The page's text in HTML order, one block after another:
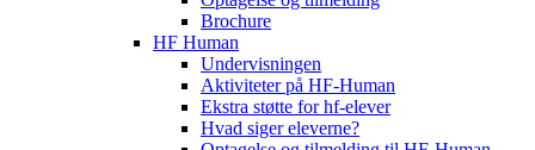
Brochure
HF Human
Undervisningen
Aktiviteter på HF-Human
Ekstra støtte for hf-elever
Hvad siger eleverne?